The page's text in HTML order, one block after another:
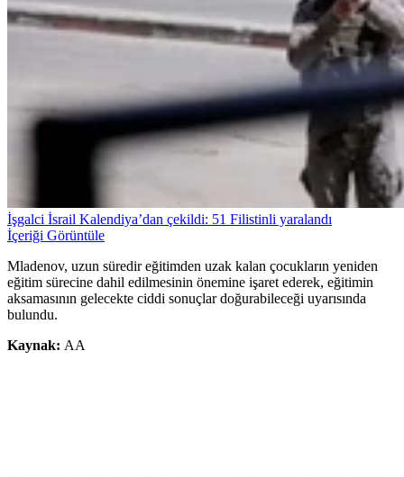
İşgalci İsrail Kalendiya’dan çekildi: 51 Filistinli yaralandı
İçeriği Görüntüle
Mladenov, uzun süredir eğitimden uzak kalan çocukların yeniden
eğitim sürecine dahil edilmesinin önemine işaret ederek, eğitimin
aksamasının gelecekte ciddi sonuçlar doğurabileceği uyarısında
bulundu.
Kaynak: AA